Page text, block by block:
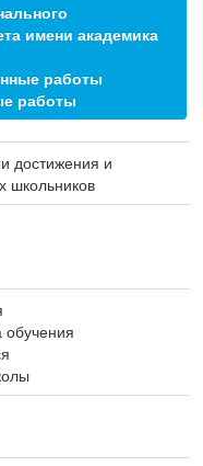
имени академика
работы
работы
достижения и
школьников
обучения